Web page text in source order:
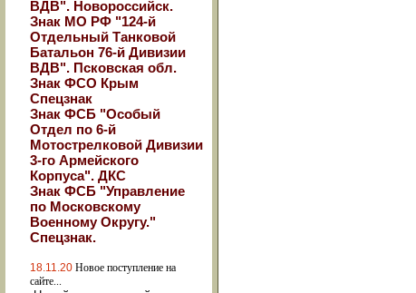
ВДВ". Новороссийск.
Знак МО РФ "124-й
Отдельный Танковой
Батальон 76-й Дивизии
ВДВ". Псковская обл.
Знак ФСО Крым
Спецзнак
Знак ФСБ "Особый
Отдел по 6-й
Мотострелковой Дивизии
3-го Армейского
Корпуса". ДКС
Знак ФСБ "Управление
по Московскому
Военному Округу."
Спецзнак.
18.11.20 Новое поступление на
сайте...